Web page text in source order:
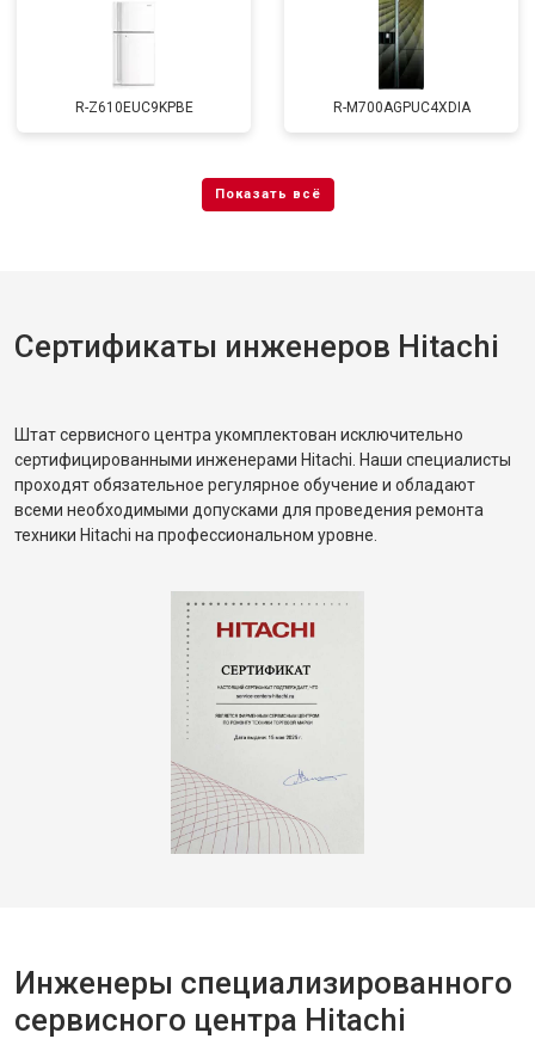
R-Z610EUC9KPBE R-M700AGPUC4XDIA
Сертификаты инженеров Hitachi
Штат сервисного центра укомплектован исключительно
сертифицированными инженерами Hitachi. Наши специалисты
проходят обязательное регулярное обучение и обладают
всеми необходимыми допусками для проведения ремонта
техники Hitachi на профессиональном уровне.
Инженеры специализированного
сервисного центра Hitachi